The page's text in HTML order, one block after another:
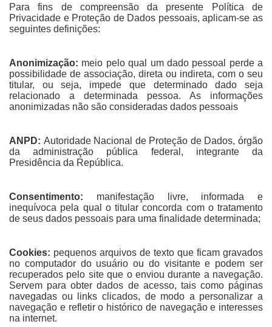
Para fins de compreensão da presente Política de
Privacidade e Proteção de Dados pessoais, aplicam-se as
seguintes definições:
Anonimização: meio pelo qual um dado pessoal perde a
possibilidade de associação, direta ou indireta, com o seu
titular, ou seja, impede que determinado dado seja
relacionado a determinada pessoa. As informações
anonimizadas não são consideradas dados pessoais
ANPD: Autoridade Nacional de Proteção de Dados, órgão
da administração pública federal, integrante da
Presidência da República.
Consentimento: manifestação livre, informada e
inequívoca pela qual o titular concorda com o tratamento
de seus dados pessoais para uma finalidade determinada;
Cookies: pequenos arquivos de texto que ficam gravados
no computador do usuário ou do visitante e podem ser
recuperados pelo site que o enviou durante a navegação.
Servem para obter dados de acesso, tais como páginas
navegadas ou links clicados, de modo a personalizar a
navegação e refletir o histórico de navegação e interesses
na internet.